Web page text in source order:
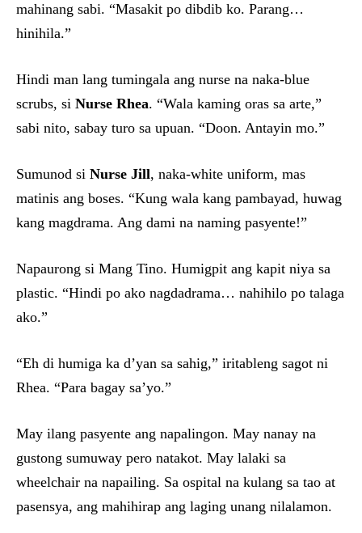
mahinang sabi. “Masakit po dibdib ko. Parang…
hinihila.”
Hindi man lang tumingala ang nurse na naka-blue
scrubs, si Nurse Rhea. “Wala kaming oras sa arte,”
sabi nito, sabay turo sa upuan. “Doon. Antayin mo.”
Sumunod si Nurse Jill, naka-white uniform, mas
matinis ang boses. “Kung wala kang pambayad, huwag
kang magdrama. Ang dami na naming pasyente!”
Napaurong si Mang Tino. Humigpit ang kapit niya sa
plastic. “Hindi po ako nagdadrama… nahihilo po talaga
ako.”
“Eh di humiga ka d’yan sa sahig,” iritableng sagot ni
Rhea. “Para bagay sa’yo.”
May ilang pasyente ang napalingon. May nanay na
gustong sumuway pero natakot. May lalaki sa
wheelchair na napailing. Sa ospital na kulang sa tao at
pasensya, ang mahihirap ang laging unang nilalamon.